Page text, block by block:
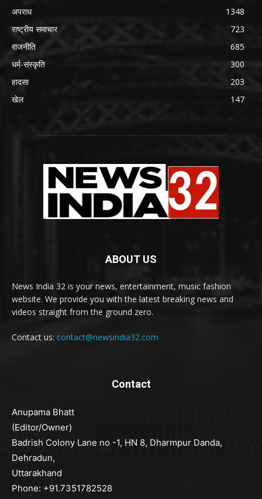
अपराध
1348
राष्ट्रीय समाचार
723
राजनीति
685
धर्म-संस्कृति
300
हादसा
203
खेल
147
ABOUT US
News India 32 is your news, entertainment, music fashion
website. We provide you with the latest breaking news and
videos straight from the ground zero.
Contact us: contact@newsindia32.com
Contact
Anupama Bhatt
(Editor/Owner)
Badrish Colony Lane no -1, HN 8, Dharmpur Danda,
Dehradun,
Uttarakhand
Phone: +91.7351782528